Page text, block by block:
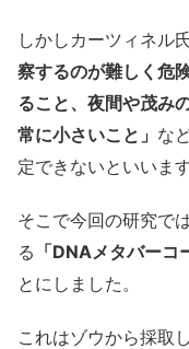
しかしカーツィネル
察するのが難しく危
ること、夜間や茂み
常に小さいこと」 な
定できないといいます
そこで今回の研究で
る 「DNAメタバーコ
とにしました。
これはゾウから採取